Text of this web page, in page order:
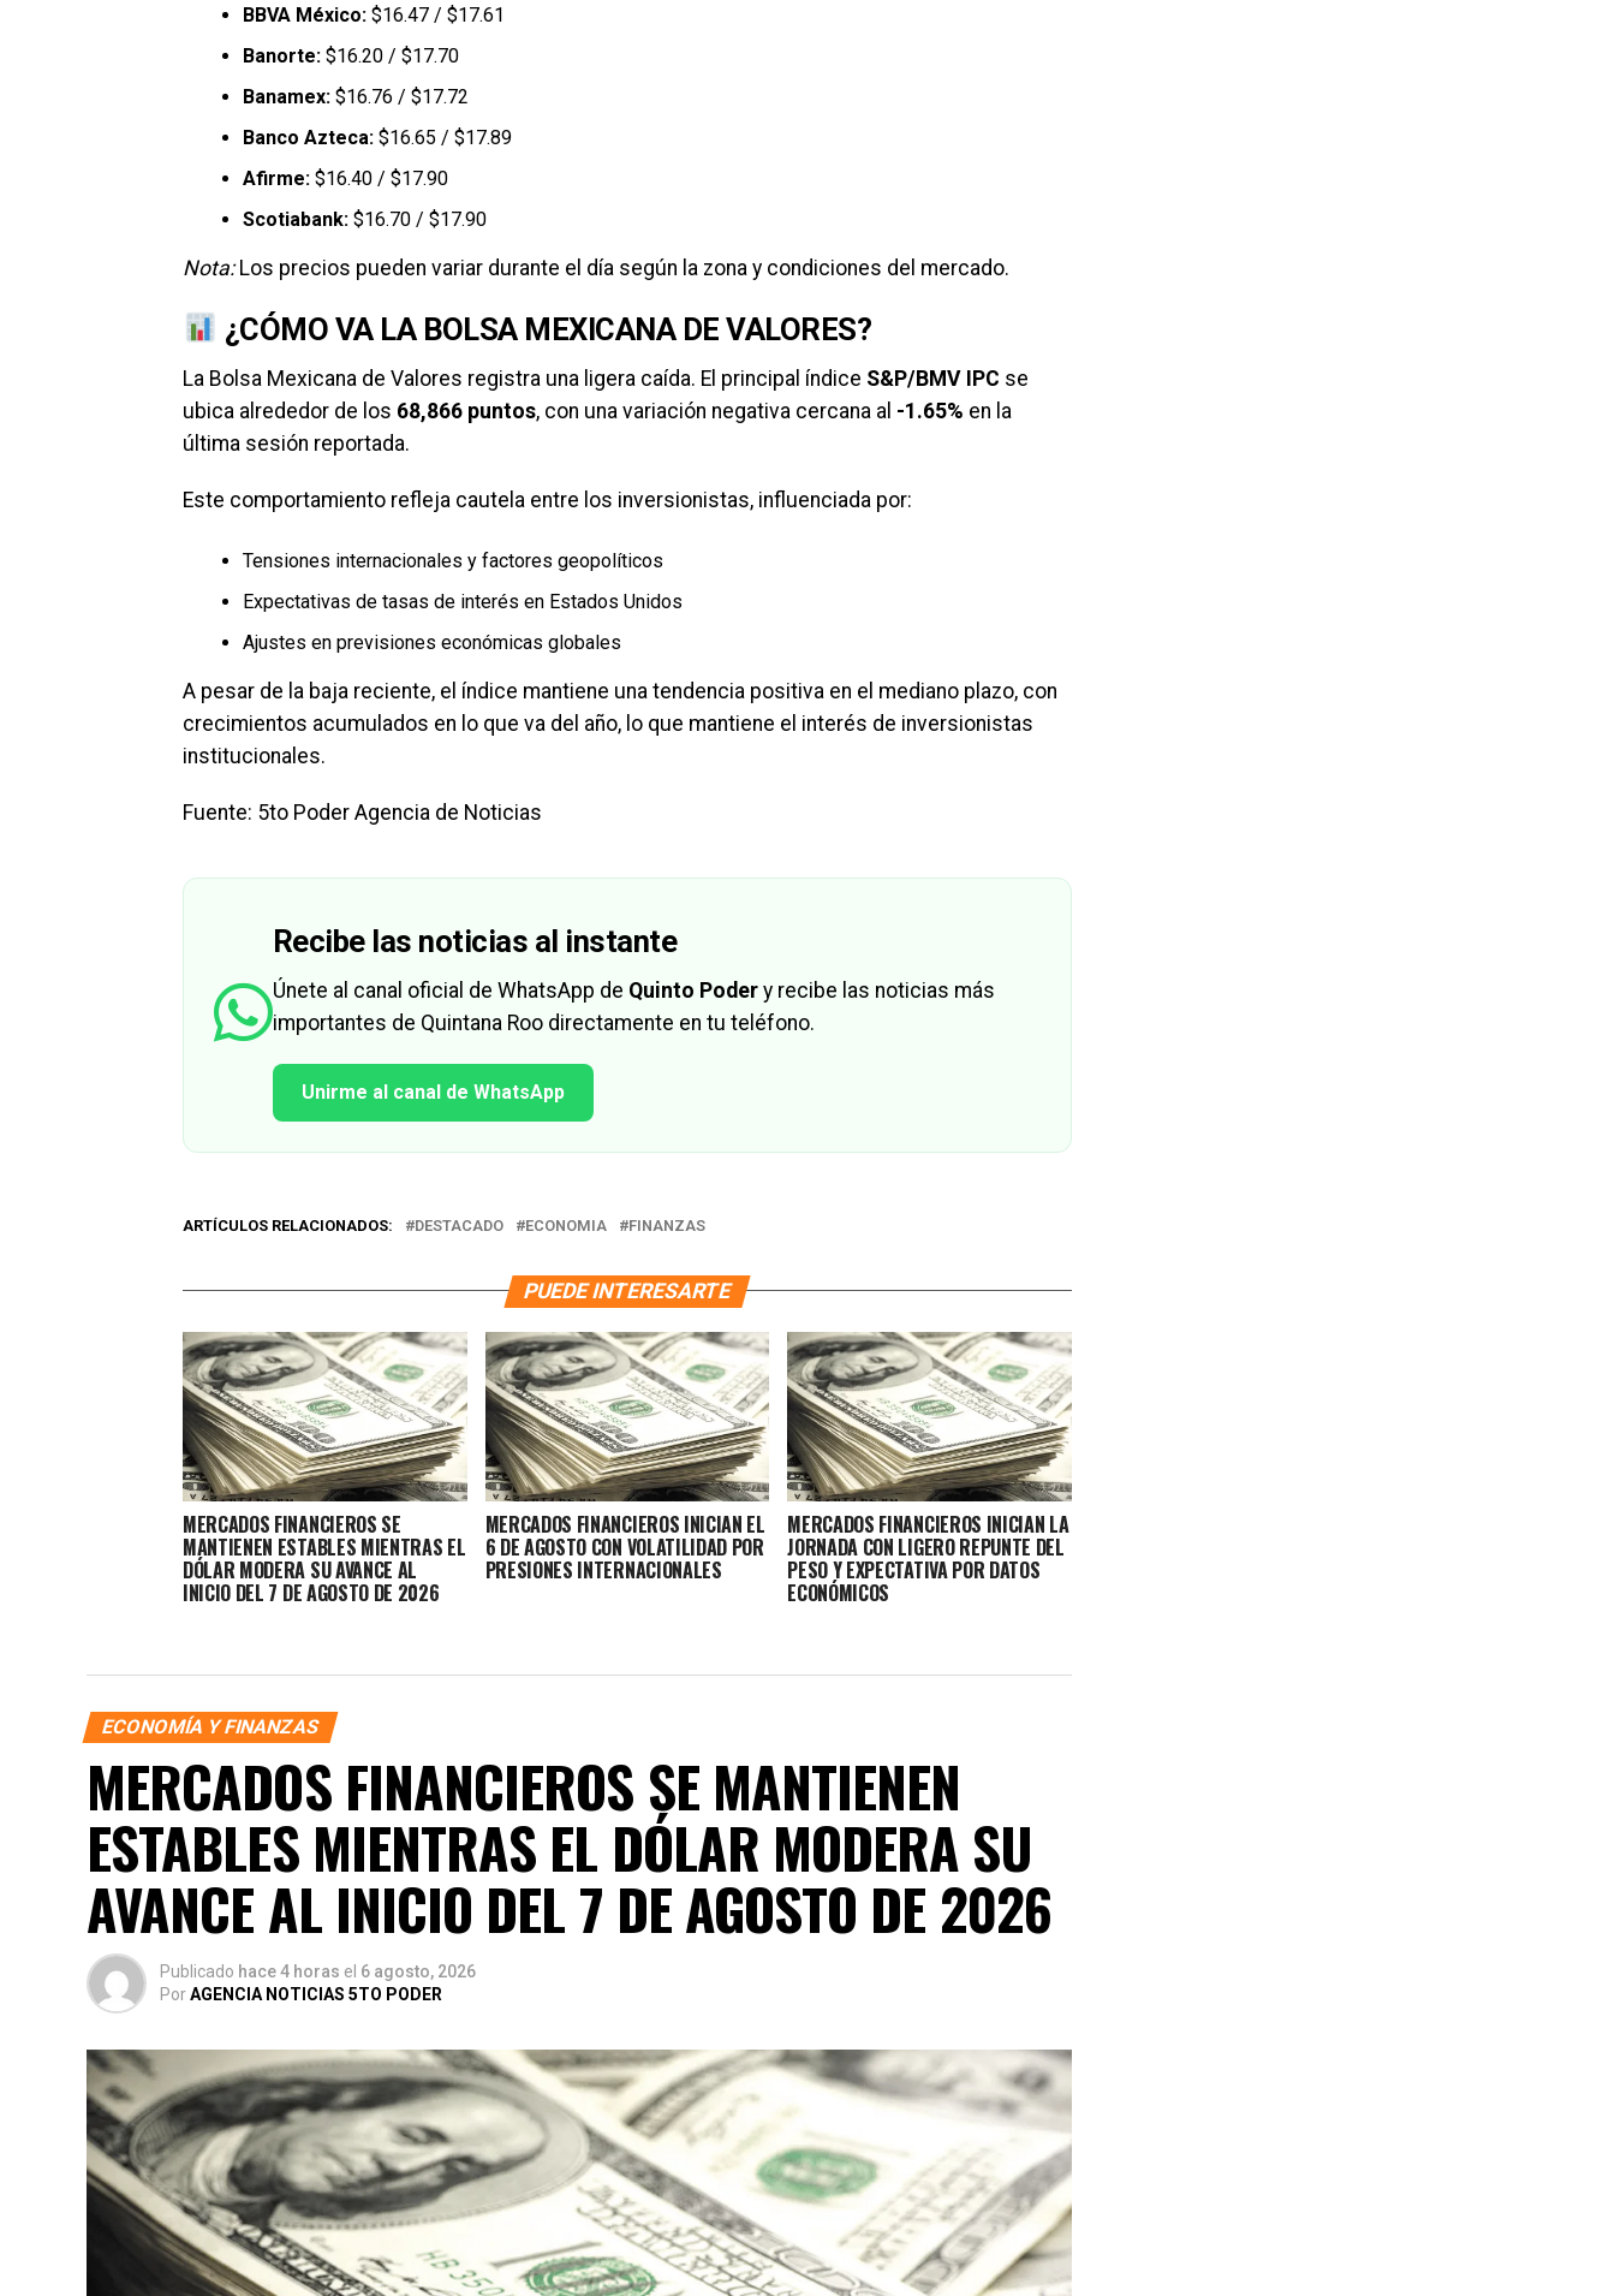
BBVA México: $16.47 / $17.61
Banorte: $16.20 / $17.70
Banamex: $16.76 / $17.72
Banco Azteca: $16.65 / $17.89
Afirme: $16.40 / $17.90
Scotiabank: $16.70 / $17.90
Nota:Los precios pueden variar durante el día según la zona y condiciones del mercado.
¿CÓMO VA LA BOLSA MEXICANA DE VALORES?
La Bolsa Mexicana de Valores registra una ligera caída. El principal índice S&P/BMV IPC se
ubica alrededor de los 68,866 puntos, con una variación negativa cercana al -1.65% en la
última sesión reportada.
Este comportamiento refleja cautela entre los inversionistas, influenciada por:
Tensiones internacionales y factores geopolíticos
Expectativas de tasas de interés en Estados Unidos
Ajustes en previsiones económicas globales
A pesar de la baja reciente, el índice mantiene una tendencia positiva en el mediano plazo, con
crecimientos acumulados en lo que va del año, lo que mantiene el interés de inversionistas
institucionales.
Fuente: 5to Poder Agencia de Noticias
Recibe las noticias al instante
Únete al canal oficial de WhatsApp de Quinto Poder y recibe las noticias más
importantes de Quintana Roo directamente en tu teléfono.
Unirme al canal de WhatsApp
ARTÍCULOS RELACIONADOS: DESTACADO ECONOMIA FINANZAS
PUEDE INTERESARTE
MERCADOS FINANCIEROS SE
MANTIENEN ESTABLES MIENTRAS EL
DÓLAR MODERA SU AVANCE AL
INICIO DEL 7 DE AGOSTO DE 2026
MERCADOS FINANCIEROS INICIAN EL
6 DE AGOSTO CON VOLATILIDAD POR
PRESIONES INTERNACIONALES
MERCADOS FINANCIEROS INICIAN LA
JORNADA CON LIGERO REPUNTE DEL
PESO Y EXPECTATIVA POR DATOS
ECONÓMICOS
ECONOMÍA Y FINANZAS
MERCADOS FINANCIEROS SE MANTIENEN
ESTABLES MIENTRAS EL DÓLAR MODERA SU
AVANCE AL INICIO DEL 7 DE AGOSTO DE 2026
Publicado hace 4 horas el 6 agosto, 2026
PorAGENCIA NOTICIAS 5TO PODER